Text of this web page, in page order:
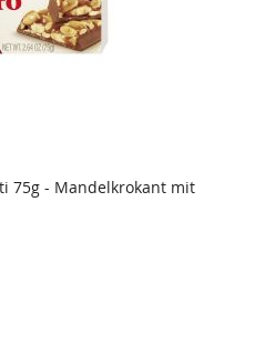
75g - Mandelkrokant mit